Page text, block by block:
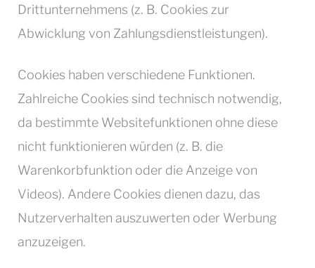
Drittunternehmens (z. B. Cookies zur
Abwicklung von Zahlungsdienstleistungen).
Cookies haben verschiedene Funktionen.
Zahlreiche Cookies sind technisch notwendig,
da bestimmte Websitefunktionen ohne diese
nicht funktionieren würden (z. B. die
Warenkorbfunktion oder die Anzeige von
Videos). Andere Cookies dienen dazu, das
Nutzerverhalten auszuwerten oder Werbung
anzuzeigen.